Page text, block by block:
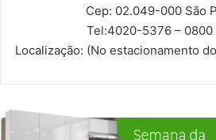
Cep: 02.049-000 São
Tel:4020-5376 –
Localização: (No estacionamento